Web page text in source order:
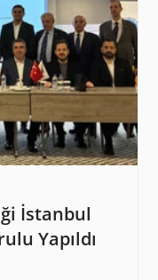
İstanbul
Yapıldı